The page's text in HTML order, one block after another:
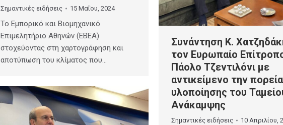
Σημαντικές ειδήσεις 15 Μαΐου, 2024
Το Εμπορικό και Βιομηχανικό
Επιμελητήριο Αθηνών (ΕΒΕΑ)
στοχεύοντας στη χαρτογράφηση και
αποτύπωση του κλίματος που…
Συνάντηση Κ.
τον Ευρωπαίο
Πάολο Τζεντιλόνι με
αντικείμενο την πορεία
υλοποίησης του
Ανάκαμψης
Σημαντικές ειδήσεις 10 Απριλίου,